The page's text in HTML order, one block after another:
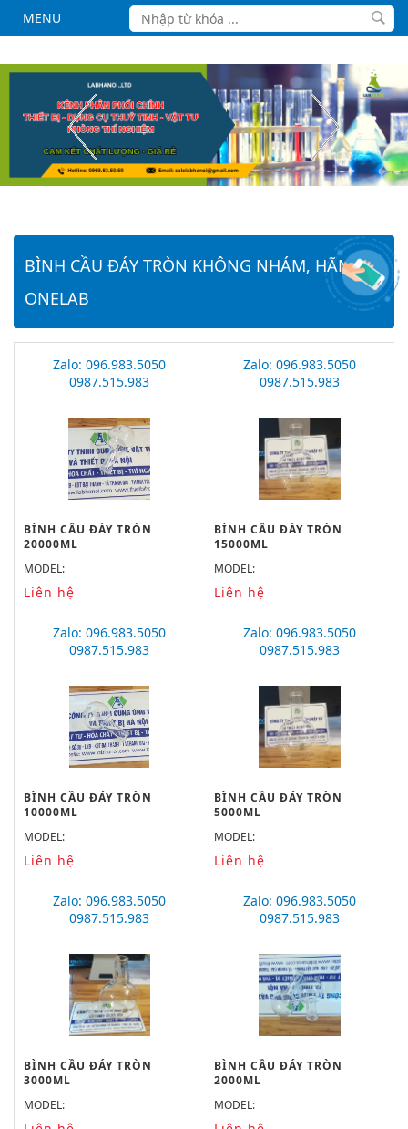
MENU
BÌNH CẦU ĐÁY TRÒN KHÔNG NHÁM, HÃNG
ONELAB
Zalo: 096.983.5050
0987.515.983
BÌNH CẦU ĐÁY TRÒN
20000ML
MODEL:
Liên hệ
Zalo: 096.983.5050
0987.515.983
BÌNH CẦU ĐÁY TRÒN
15000ML
MODEL:
Liên hệ
Zalo: 096.983.5050
0987.515.983
BÌNH CẦU ĐÁY TRÒN
10000ML
MODEL:
Liên hệ
Zalo: 096.983.5050
0987.515.983
BÌNH CẦU ĐÁY TRÒN
5000ML
MODEL:
Liên hệ
Zalo: 096.983.5050
0987.515.983
BÌNH CẦU ĐÁY TRÒN
3000ML
MODEL:
Zalo: 096.983.5050
0987.515.983
BÌNH CẦU ĐÁY TRÒN
2000ML
MODEL: